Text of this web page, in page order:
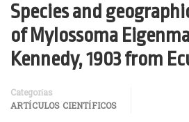
Species and
of Mylossoma
Kennedy, 1903 from
Categorías
ARTÍCULOS CIENTÍFICOS